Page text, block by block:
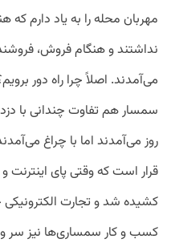
مهربان محله را به یاد دارم که
نداشتند و هنگام فروش،
می‌آمدند. اصلاً چرا راه دور
سمسار هم تفاوت چندانی با
روز می‌آمدند اما با چراغ
قرار است که وقتی پای
کشیده شد و تجارت الکترونیکی
کسب و کار سمساری‌ها نیز سر